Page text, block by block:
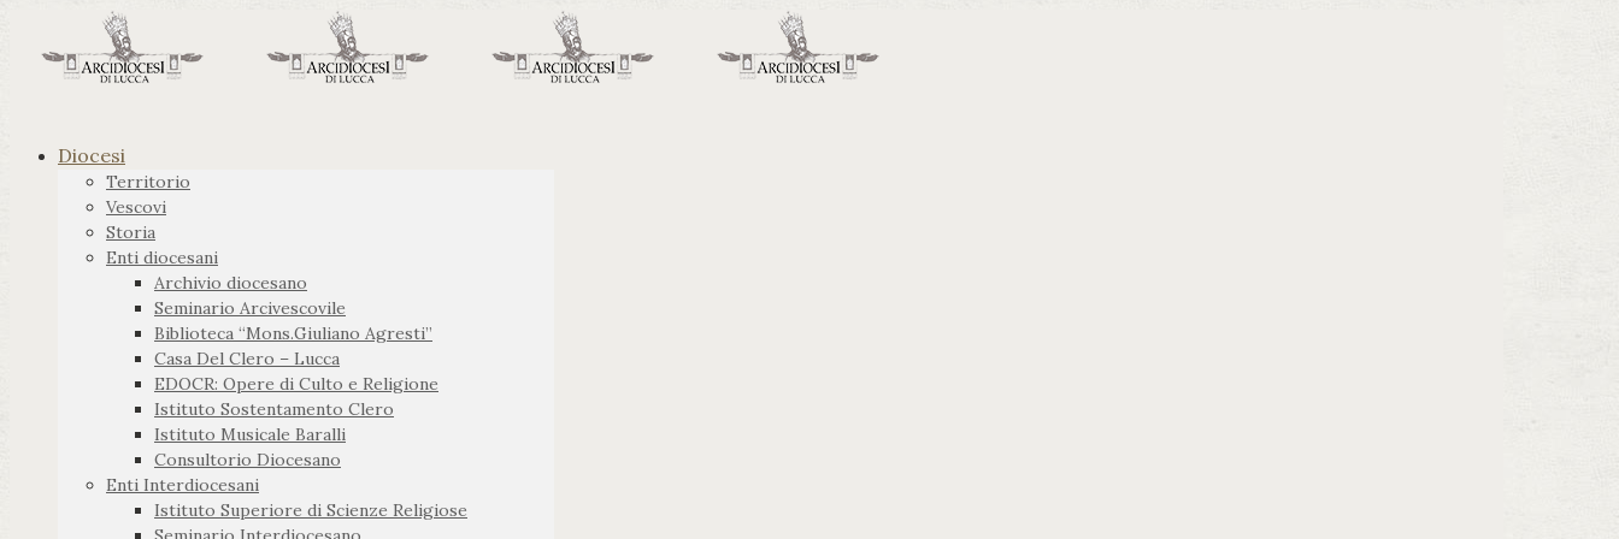
Diocesi
Territorio
Vescovi
Storia
Enti diocesani
Archivio diocesano
Seminario Arcivescovile
Biblioteca “Mons.Giuliano Agresti”
Casa Del Clero – Lucca
EDOCR: Opere di Culto e Religione
Istituto Sostentamento Clero
Istituto Musicale Baralli
Consultorio Diocesano
Enti Interdiocesani
Istituto Superiore di Scienze Religiose